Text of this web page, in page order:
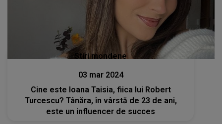
Stiri mondene
03 mar 2024
Cine este Ioana Taisia, fiica lui Robert
Turcescu? Tânăra, în vârstă de 23 de ani,
este un influencer de succes